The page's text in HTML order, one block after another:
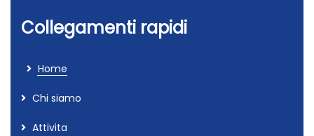
Collegamenti rapidi
Home
Chi siamo
Attivita